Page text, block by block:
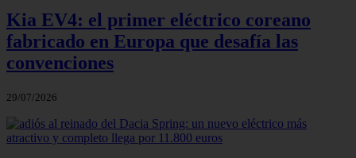
Kia EV4: el primer eléctrico coreano
fabricado en Europa que desafía las
convenciones
29/07/2026